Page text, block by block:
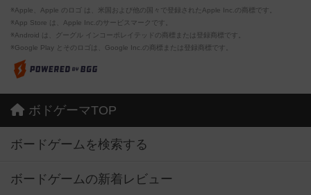
※Apple、Apple のロゴ は、米国および他の国々で登録されたApple Inc.の商標です。
※App Store は、Apple Inc.のサービスマークです。
※Android は、グーグル インコーポレイテッドの商標または登録商標です。
※Google Play とそのロゴは、Google Inc.の商標または登録商標です。
ボドゲーマTOP
ボードゲームを検索する
ボードゲームの新着レビュー